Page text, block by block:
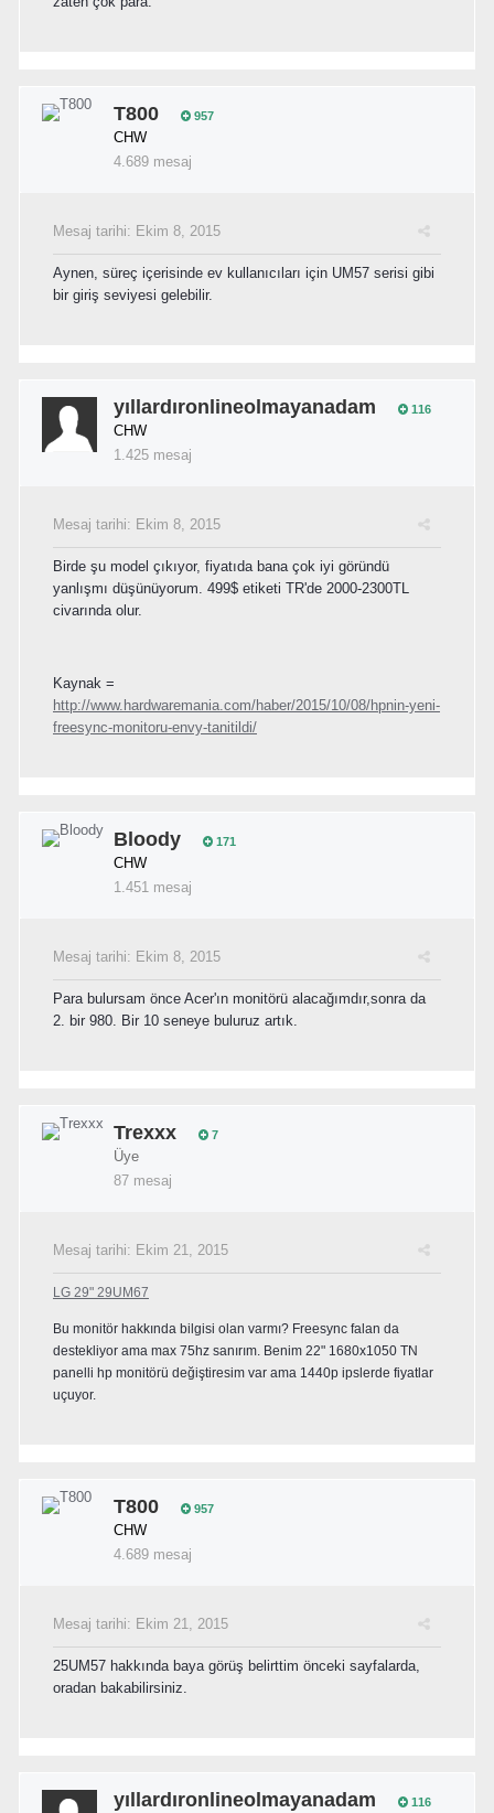
T800 957
CHW
4.689 mesaj
Mesaj tarihi: Ekim 8, 2015
Aynen, süreç içerisinde ev kullanıcıları için UM57 serisi gibi
bir giriş seviyesi gelebilir.
yıllardıronlineolmayanadam 116
CHW
1.425 mesaj
Mesaj tarihi: Ekim 8, 2015
Birde şu model çıkıyor, fiyatıda bana çok iyi göründü
yanlışmı düşünüyorum. 499$ etiketi TR'de 2000-2300TL
civarında olur.
Kaynak =
http://www.hardwaremania.com/haber/2015/10/08/hpnin-yeni-
freesync-monitoru-envy-tanitildi/
Bloody 171
CHW
1.451 mesaj
Mesaj tarihi: Ekim 8, 2015
Para bulursam önce Acer'ın monitörü alacağımdır,sonra da
2. bir 980. Bir 10 seneye buluruz artık.
Trexxx 7
Üye
87 mesaj
Mesaj tarihi: Ekim 21, 2015
LG 29" 29UM67
Bu monitör hakkında bilgisi olan varmı? Freesync falan da
destekliyor ama max 75hz sanırım. Benim 22" 1680x1050 TN
panelli hp monitörü değiştiresim var ama 1440p ipslerde fiyatlar
uçuyor.
T800 957
CHW
4.689 mesaj
Mesaj tarihi: Ekim 21, 2015
25UM57 hakkında baya görüş belirttim önceki sayfalarda,
oradan bakabilirsiniz.
yıllardıronlineolmayanadam 116